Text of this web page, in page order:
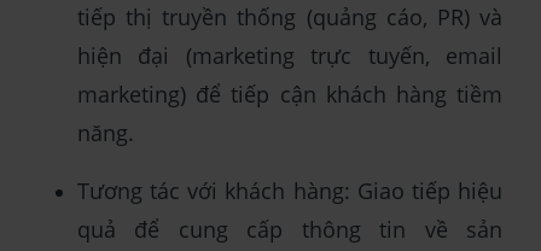
tiếp thị truyền thống (quảng cáo, PR) và
hiện đại (marketing trực tuyến, email
marketing) để tiếp cận khách hàng tiềm
năng.
Tương tác với khách hàng: Giao tiếp hiệu
quả để cung cấp thông tin về sản